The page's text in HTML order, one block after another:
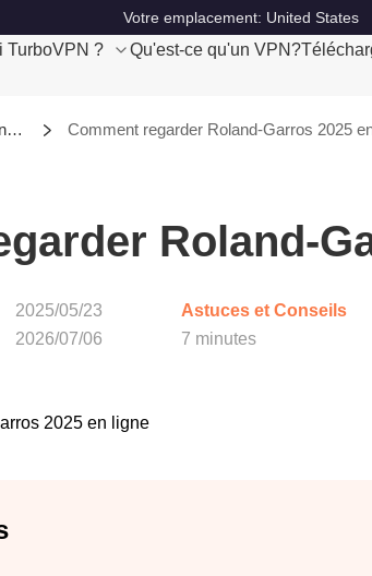
Votre emplacement: United States
TurboVPN ? Qu'est-ce qu'un VPN?
Astuces et Conseils Comment regarder Roland-Garros 2025
Roland-
2025/05/23
Astuces et Conseils
2026/07/06 7 minutes